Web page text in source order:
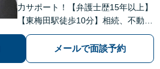
力サポート！【弁護士歴15年以上】
【東梅田駅徒歩10分】相続、不動
産、売掛金の回収など多数の実績あ
り◎誠実＆丁寧なサポートを心がけ
ます。個人、法人問わずお気軽にご
メールで面談予約